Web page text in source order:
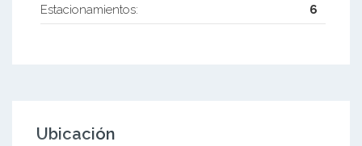
Estacionamientos:
6
Ubicación